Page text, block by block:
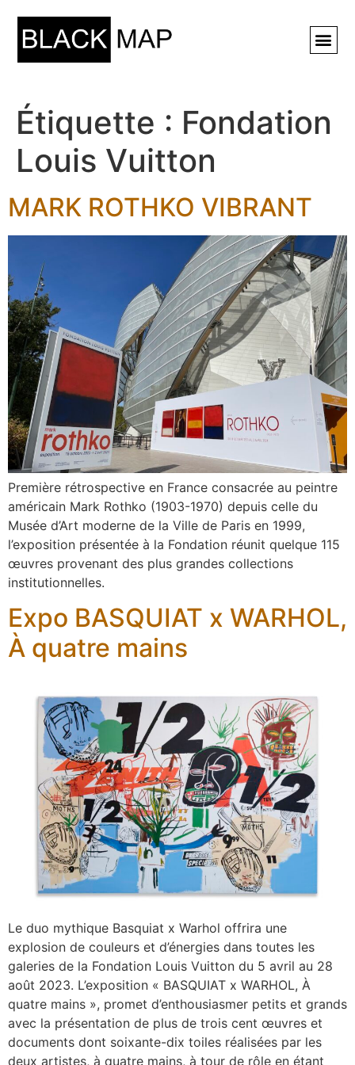
Étiquette : Fondation
Louis Vuitton
MARK ROTHKO VIBRANT
Première rétrospective en France consacrée au peintre
américain Mark Rothko (1903-1970) depuis celle du
Musée d’Art moderne de la Ville de Paris en 1999,
l’exposition présentée à la Fondation réunit quelque 115
œuvres provenant des plus grandes collections
institutionnelles.
Expo BASQUIAT x WARHOL,
À quatre mains
Le duo mythique Basquiat x Warhol offrira une
explosion de couleurs et d’énergies dans toutes les
galeries de la Fondation Louis Vuitton du 5 avril au 28
août 2023. L’exposition « BASQUIAT x WARHOL, À
quatre mains », promet d’enthousiasmer petits et grands
avec la présentation de plus de trois cent œuvres et
documents dont soixante-dix toiles réalisées par les
deux artistes, à quatre mains, à tour de rôle en étant